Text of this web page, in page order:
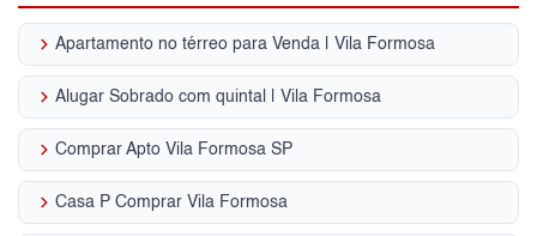
keyboard_arrow_right Apartamento no térreo para Venda | Vila Formosa
keyboard_arrow_right Alugar Sobrado com quintal | Vila Formosa
keyboard_arrow_right Comprar Apto Vila Formosa SP
keyboard_arrow_right Casa P Comprar Vila Formosa